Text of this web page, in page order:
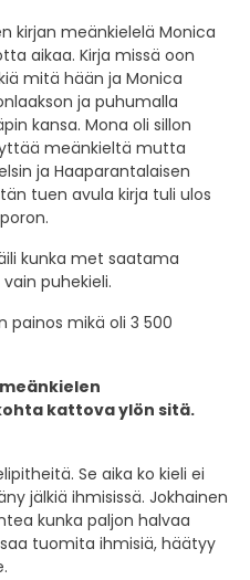
kirjan meänkielelä Monica
aikaa. Kirja missä oon
mitä hään ja Monica
ja puhumalla
kansa. Mona oli sillon
meänkieltä mutta
ja Haaparantalaisen
tuen avula kirja tuli ulos
kunka met saatama
puhekieli.
painos mikä oli 3 500
kattova ylön sitä.
Se aika ko kieli ei
jälkiä ihmisissä. Jokhainen
kunka paljon halvaa
tuomita ihmisiä, häätyy